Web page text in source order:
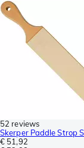
52 reviews
Skerper Paddle Strop
€ 51,92